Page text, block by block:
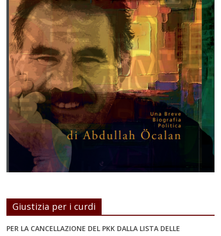
Giustizia per i curdi
PER LA CANCELLAZIONE DEL PKK DALLA LISTA DELLE